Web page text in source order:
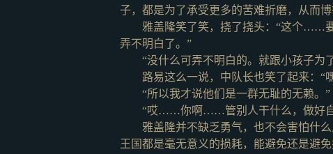
子，都是为了承受更多的苦难折磨，从而
雅盖隆笑了笑，挠了挠头： “这个……要
弄不明白了。”
“没什么可弄不明白的。就跟小孩子为
路易这么一说，中队长也笑了起来： “
“所以我才说他们是一群无耻的无赖。”
“哎……你啊……管别人干什么，做好自
雅盖隆并不缺乏勇气，也不会害怕什
王国都是毫无意义的损耗，能避免还是避免